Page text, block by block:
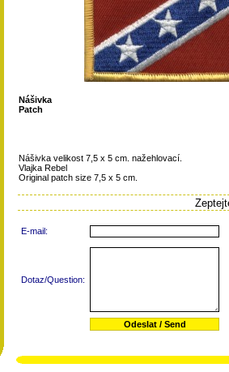
Nášivka
Patch
Nášivka velikost 7,5 x 5 cm. nažehlovací.
Vlajka Rebel
Original patch size 7,5 x 5 cm.
E-mail:
Dotaz/Question: